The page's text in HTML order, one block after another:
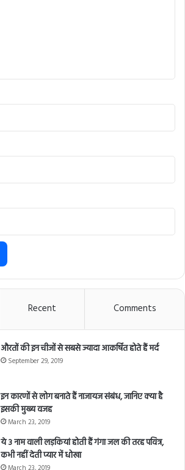
Recent Comments
औरतों की इन चीजों से सबसे ज्यादा आकर्षित होते हैं मर्द
September 29, 2019
इन कारणों से लोग बनाते हैं नाजायज संबंध, जानिए क्या है
इसकी मुख्य वजह
March 23, 2019
ये 3 नाम वाली लड़कियां होती हैं गंगा जल की तरह पवित्र,
कभी नहीं देती प्यार में धोखा